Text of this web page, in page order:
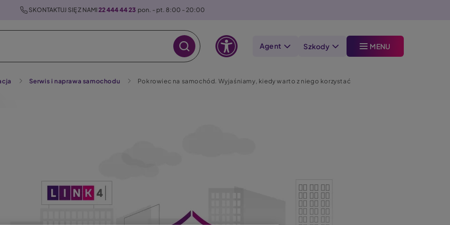
SKONTAKTUJ SIĘ Z NAMI 22 444 44 23 pon. - pt. 8:00 - 20:00
opcje
Agent Szkody MENU
Serwis i naprawa samochodu Pokrowiec na samochód. Wyjaśniamy, kiedy warto z niego korzystać